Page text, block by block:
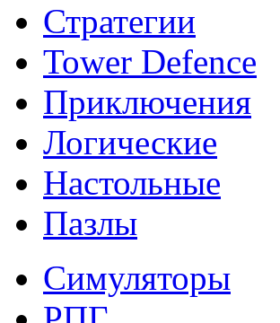
Стратегии
Tower Defence
Приключения
Логические
Настольные
Пазлы
Симуляторы